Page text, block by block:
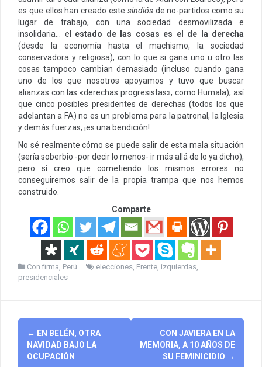
es que ellos han creado este sindiósde no-partidos como su
lugar de trabajo, con una sociedad desmovilizada e
insolidaria… el estado de las cosas es el de la derecha
(desde la economía hasta el machismo, la sociedad
conservadora y religiosa), con lo que si gana uno u otro las
cosas tampoco cambian demasiado (incluso cuando gana
uno de los que nosotros apoyamos y tuvo que buscar
alianzas con las «derechas progresistas», como Humala), así
que cinco posibles presidentes de derechas (todos los que
adelantan a FA) no es un problema para la patronal, la Iglesia
y demás fuerzas, ¡es una bendición!
No sé realmente cómo se puede salir de esta mala situación
(sería soberbio -por decir lo menos- ir más allá de lo ya dicho),
pero sí creo que cometiendo los mismos errores no
conseguiremos salir de la propia trampa que nos hemos
construido.
Comparte
Con firma Perú elecciones Frente izquierdas
presidenciales
Post
navigation
← EN BELÉN, OTRA
NAVIDAD BAJO LA
OCUPACIÓN
CON JAVIERA EN LA
MEMORIA, A 10 AÑOS DE
SU FEMINICIDIO →